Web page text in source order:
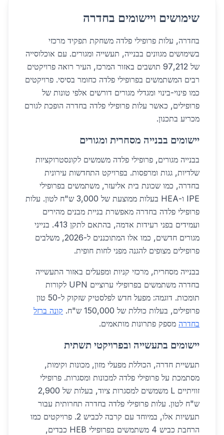
שימושים ויישומים בחדרה
בחדרה, עלות פרופילי פלדה משחקת תפקיד מרכזי
בשימושים מגוונים בבנייה, תעשייה ומגורים. עם אוכלוסייה
של 97,212 תושבים באזור המרכז, העיר רואה פרויקטים
רבים המשתמשים בפרופילי פלדה כחומר בסיסי. פרויקטים
כמו פינוי-בינוי ומגדלי מגורים דורשים אלפי טונות של
פרופילים, כאשר עלות פרופילי פלדה בחדרה הופכת לגורם
מכריע בתכנון.
יישומים בבנייה מסחרית ומגורים
בבנייה מגורים, פרופילי פלדה משמשים לקונסטרוקציות
שלדיות, גגות ומרפסות. בפרויקט התחדשות עירונית
בחדרה, כמו שכונת בית אליעזר, משתמשים בפרופילי
IPE ו-HEA בעלות ממוצעת של 3,000 ש"ח לטון. עלות
פרופילי פלדה בחדרה מאפשרת בניית מבנים מהירים
ועמידים בפני רעידות אדמה, בהתאם לתקן 413. בנייני
מגורים חדשים, כמו אלו המתוכננים ל-2026, משלבים
פרופילים מצופים להגנה מפני לחות חופית.
בבנייה מסחרית, מרכזי קניות ומפעלים באזור התעשייה
בחדרה משתמשים בפרופילי ערוציים UPN לקורות
תומכות. דוגמה: מפעל חדש לפלסטיק שזקוק ל-50 טון
פרופילים, בעלות כוללת של 150,000 ש"ח.
קונה ברזל
בחדרה מספק פתרונות מותאמים.
יישומים בתעשייה ובפרויקטי תשתית
תעשיית חדרה, הכוללת מפעלי מזון, מכונות וקימות,
מסתמכת על פרופילי פלדה למכונות ומסגרות. פרופילי
זוויתיים L משמשים למסגרות ציוד, בעלות של 2,900
ש"ח לטון. עלות פרופילי פלדה בחדרה תחרותית עבור
תעשיות אלו, במיוחד עם קרבה לכביש 2. פרויקטים כמו
הרחבת כביש 4 משתמשים בפרופילי HEB כבדים,